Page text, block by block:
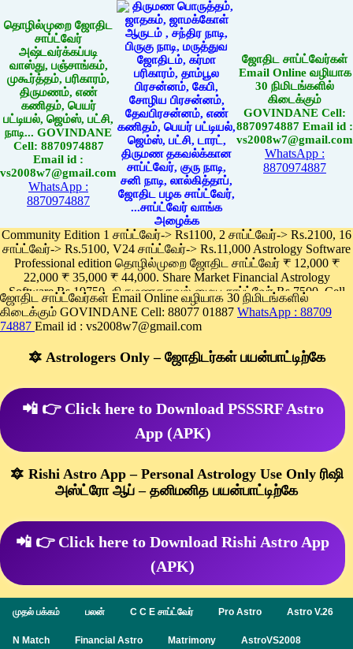
தொழில்முறை ஜோதிட
சாப்ட்வேர்
அஷ்டவர்க்கப்படி
வாஸ்து, பஞ்சாங்கம்,
முகூர்த்தம், பரிகாரம்,
திருமணம், எண்
கணிதம், பெயர்
பட்டியல், ஜெம்ஸ், பட்சி,
நாடி... GOVINDANE
Cell: 8870974887
Email id :
vs2008w7@gmail.com
WhatsApp :
8870974887
ஜோதிட சாப்ட்வேர்கள்
Email Online வழியாக
30 நிமிடங்களில்
கிடைக்கும்
GOVINDANE Cell:
8870974887 Email id :
vs2008w7@gmail.com
WhatsApp :
8870974887
Community Edition 1 சாப்ட்வேர்-> Rs1100, 2 சாப்ட்வேர்-> Rs.2100, 16
சாப்ட்வேர்-> Rs.5100, V24 சாப்ட்வேர்-> Rs.11,000 Astrology Software
Professional edition தொழில்முறை ஜோதிட சாப்ட்வேர் ₹ 12,000 ₹
22,000 ₹ 35,000 ₹ 44,000. Share Market Financial Astrology
Software Rs.19750, திருமணதகவல் மைய சாப்ட்வேர் Rs.7500, Cell
Phone App Rs. 1100
Pay online
ஜோதிட சாப்ட்வேர்கள் Email Online வழியாக 30 நிமிடங்களில்
கிடைக்கும் GOVINDANE Cell: 88077 01887 WhatsApp : 88709
74887 Email id : vs2008w7@gmail.com
🔯 Astrologers Only – ஜோதிடர்கள் பயன்பாட்டிற்கே
📲 👉 Click here to Download PSSSRF Astro
App (APK)
🔯 Rishi Astro App – Personal Astrology Use Only ரிஷி
அஸ்ட்ரோ ஆப் – தனிமனித பயன்பாட்டிற்கே
📲 👉 Click here to Download Rishi Astro App
(APK)
முதல் பக்கம் பலன் C C E சாப்ட்வேர் Pro Astro Astro V.26
N Match Financial Astro Matrimony AstroVS2008